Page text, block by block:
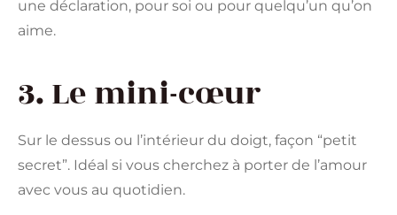
une déclaration, pour soi ou pour quelqu’un qu’on
aime.
3. Le mini-cœur
Sur le dessus ou l’intérieur du doigt, façon “petit
secret”. Idéal si vous cherchez à porter de l’amour
avec vous au quotidien.